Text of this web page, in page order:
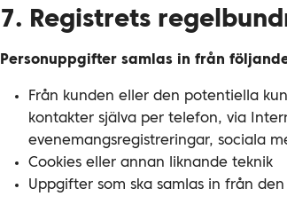
7. Registrets
Personuppgifter samlas in från
Från kunden eller den potentiella
kontakter själva per telefon, via
evenemangsregistreringar, sociala
Cookies eller annan liknande teknik
Uppgifter som ska samlas in från